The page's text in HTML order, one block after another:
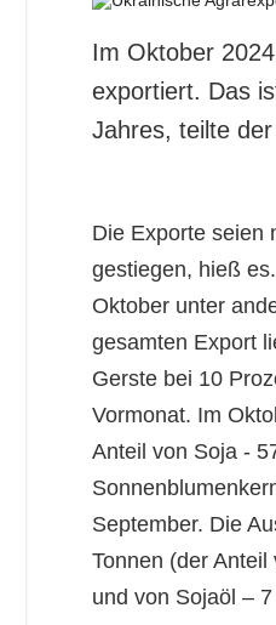
und Kultur
und Notfälle
Im Oktober
exportiert. Das
Jahres, teilte
Die Exporte seien
gestiegen, hieß
Oktober unter
gesamten Export
Gerste bei 10
Vormonat. Im
Anteil von Soja -
September. Die
Tonnen (der
und von Sojaöl –